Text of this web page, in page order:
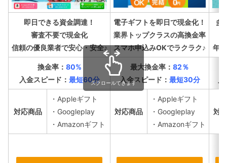
即日できる資金調達！
審査不要で現金化
信頼の優良業者で安心・安全♪
電子ギフトを即日で現金化！
業界トップクラスの高換金率
スマホ申込みOKでラクラク♪
多
年
換金率： 80%
入金スピード： 最短60分
最大換金率： 82％
入金スピード： 最短30分
対応商品
・Appleギフト
・Googleplay
・Amazonギフト
対応商品
・Appleギフト
・Googleplay
・Amazonギフト
対
スクロールできます